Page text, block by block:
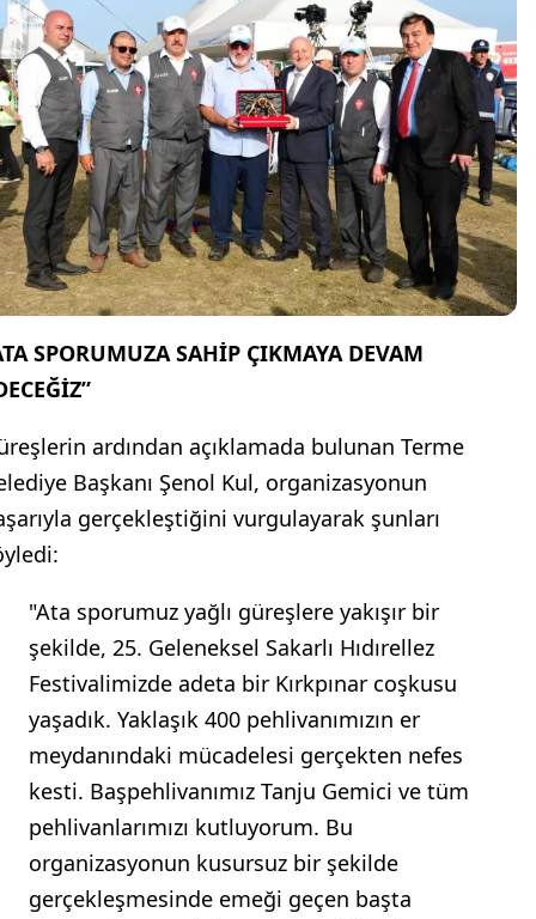
SPORUMUZA SAHİP ÇIKMAYA DEVAM
ardından açıklamada bulunan Terme
Başkanı Şenol Kul, organizasyonun
gerçekleştiğini vurgulayarak şunları
"Ata sporumuz yağlı güreşlere yakışır bir
şekilde, 25. Geleneksel Sakarlı Hıdırellez
Festivalimizde adeta bir Kırkpınar coşkusu
yaşadık. Yaklaşık 400 pehlivanımızın er
meydanındaki mücadelesi gerçekten nefes
kesti. Başpehlivanımız Tanju Gemici ve tüm
pehlivanlarımızı kutluyorum. Bu
organizasyonun kusursuz bir şekilde
gerçekleşmesinde emeği geçen başta